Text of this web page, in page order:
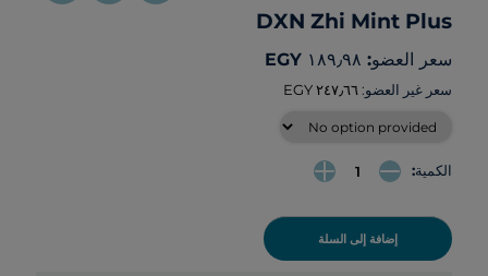
DXN Zhi Mint Plus
سعر العضو: ‏١٨٩٫٩٨ EGY
سعر غير العضو:
الكمية:
إضافة إلى السلة